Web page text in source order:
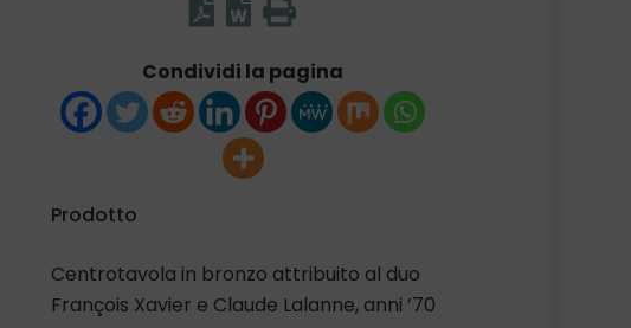
Condividi la pagina
Prodotto
Centrotavola in bronzo attribuito al duo
François Xavier e Claude Lalanne, anni ’70